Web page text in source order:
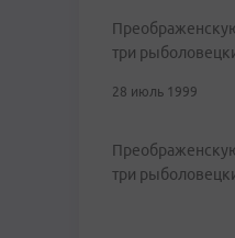
три
28 июль 1999
три